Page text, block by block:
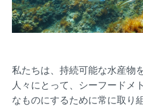
私たちは、持続可能な水産物
人々にとって、シーフードメ
なものにするために常に取り